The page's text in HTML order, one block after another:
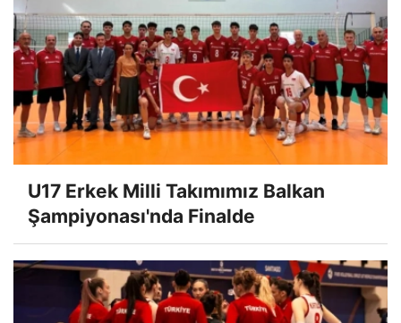
U17 Erkek Milli Takımımız Balkan
Şampiyonası'nda Finalde